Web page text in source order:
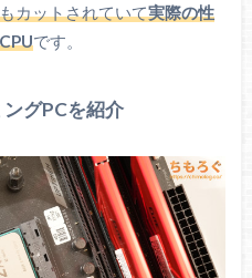
KB
GB
のみ
カットされていて実際の性
です。
グPCを紹介